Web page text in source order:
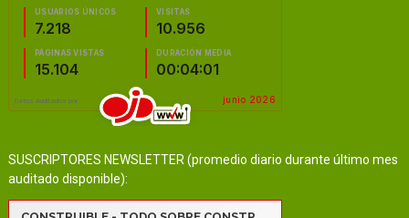
SUSCRIPTORES NEWSLETTER (promedio diario durante último mes
auditado disponible):